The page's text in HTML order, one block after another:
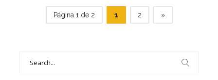
en
productividad
Página 1 de 2 1 2 »